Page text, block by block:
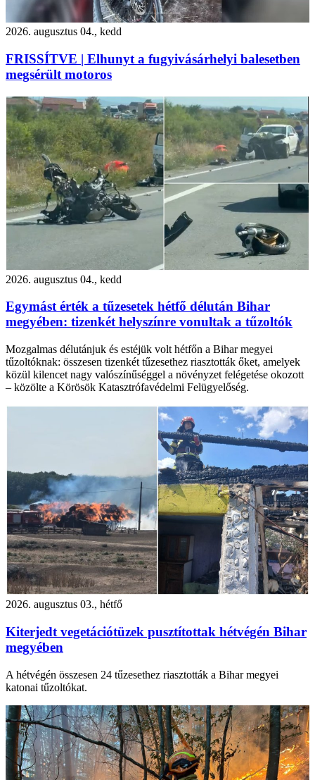
2026. augusztus 04., kedd
FRISSÍTVE | Elhunyt a fugyivásárhelyi balesetben
megsérült motoros
2026. augusztus 04., kedd
Egymást érték a tűzesetek hétfő délután Bihar
megyében: tizenkét helyszínre vonultak a tűzoltók
Mozgalmas délutánjuk és estéjük volt hétfőn a Bihar megyei
tűzoltóknak: összesen tizenkét tűzesethez riasztották őket, amelyek
közül kilencet nagy valószínűséggel a növényzet felégetése okozott
– közölte a Körösök Katasztrófavédelmi Felügyelőség.
2026. augusztus 03., hétfő
Kiterjedt vegetációtüzek pusztítottak hétvégén Bihar
megyében
A hétvégén összesen 24 tűzesethez riasztották a Bihar megyei
katonai tűzoltókat.